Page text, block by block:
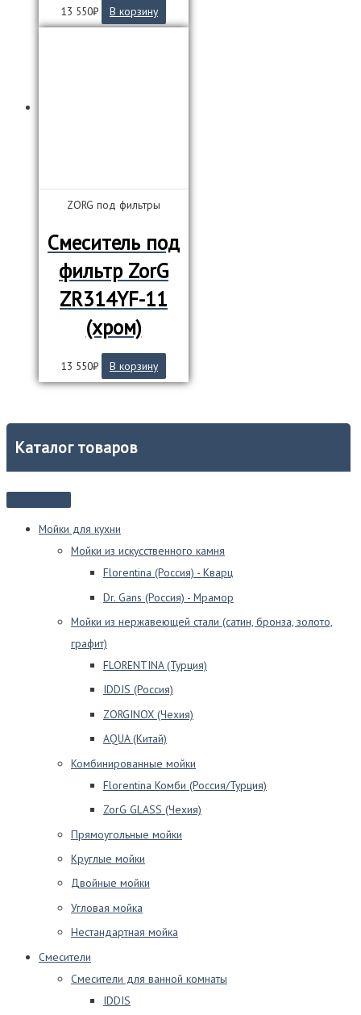
Каталог товаров
Мойки для кухни
Мойки из искусственного камня
Florentina (Россия) - Кварц
Dr. Gans (Россия) - Мрамор
Мойки из нержавеющей стали (сатин, бронза, золото,
графит)
FLORENTINA (Турция)
IDDIS (Россия)
ZORGINOX (Чехия)
AQUA (Китай)
Комбинированные мойки
Florentina Комби (Россия/Турция)
ZorG GLASS (Чехия)
Прямоугольные мойки
Круглые мойки
Двойные мойки
Угловая мойка
Нестандартная мойка
Смесители
Смесители для ванной комнаты
IDDIS
13 550₽ В корзину
ZORG под фильтры
Смеситель под
фильтр ZorG
ZR314YF-11
(хром)
13 550₽ В корзину